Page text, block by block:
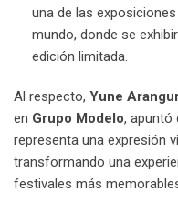
una de las
mundo, donde se
edición limitada.
Al respecto, Yune
en Grupo Modelo, apuntó
representa una expresión
transformando una
festivales más